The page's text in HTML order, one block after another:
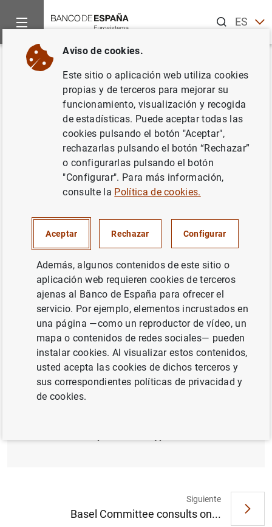
ESEN
Inicio Noticias y eventos
Volver
Basel Committee consults on
targeted adjustments to tighten
its standard on banks'
exposures to cryptoassets
adjustment to its standard on banks' exposures to
cryptoassets.
Adjustments tighten the criteria for stablecoins to
receive a preferential regulatory treatment.
Comments on the proposed adjustments requested
by 28 March 2024.
Siguiente
Basel Committee consults on...
Aviso de cookies.
Este sitio o aplicación web utiliza cookies
propias y de terceros para mejorar su
funcionamiento, visualización y recogida
de estadísticas. Puede aceptar todas las
cookies pulsando el botón "Aceptar",
rechazarlas pulsando el botón “Rechazar”
o configurarlas pulsando el botón
"Configurar". Para más información,
consulte la Política de cookies.
Aceptar Rechazar Configurar
Además, algunos contenidos de este sitio o
aplicación web requieren cookies de terceros
ajenas al Banco de España para ofrecer el
servicio. Por ejemplo, elementos incrustados en
una página —como un reproductor de vídeo, un
mapa o contenidos de redes sociales— pueden
instalar cookies. Al visualizar estos contenidos,
usted acepta las cookies de dichos terceros y
sus correspondientes políticas de privacidad y
de cookies.